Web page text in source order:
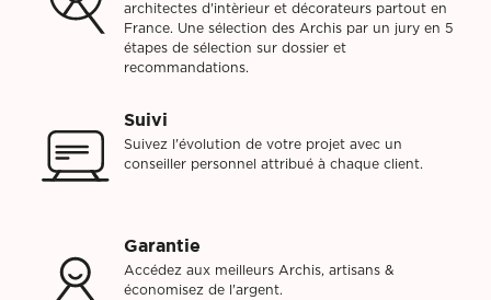
architectes d'intèrieur et décorateurs partout en
France. Une sélection des Archis par un jury en 5
étapes de sélection sur dossier et
recommandations.
Suivi
Suivez l'évolution de votre projet avec un
conseiller personnel attribué à chaque client.
Garantie
Accédez aux meilleurs Archis, artisans &
économisez de l'argent.